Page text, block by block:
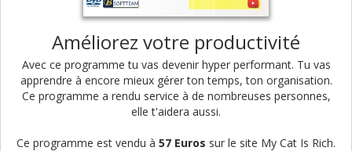
Améliorez votre productivité
Avec ce programme tu vas devenir hyper performant. Tu vas
apprendre à encore mieux gérer ton temps, ton organisation.
Ce programme a rendu service à de nombreuses personnes,
elle t'aidera aussi.
Ce programme est vendu à 57 Euros sur le site My Cat Is Rich.